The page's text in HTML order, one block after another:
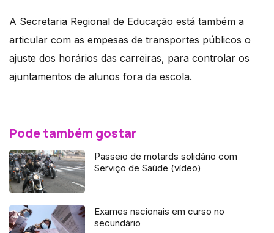
A Secretaria Regional de Educação está também a
articular com as empesas de transportes públicos o
ajuste dos horários das carreiras, para controlar os
ajuntamentos de alunos fora da escola.
Pode também gostar
Passeio de motards solidário com
Serviço de Saúde (vídeo)
Exames nacionais em curso no
secundário